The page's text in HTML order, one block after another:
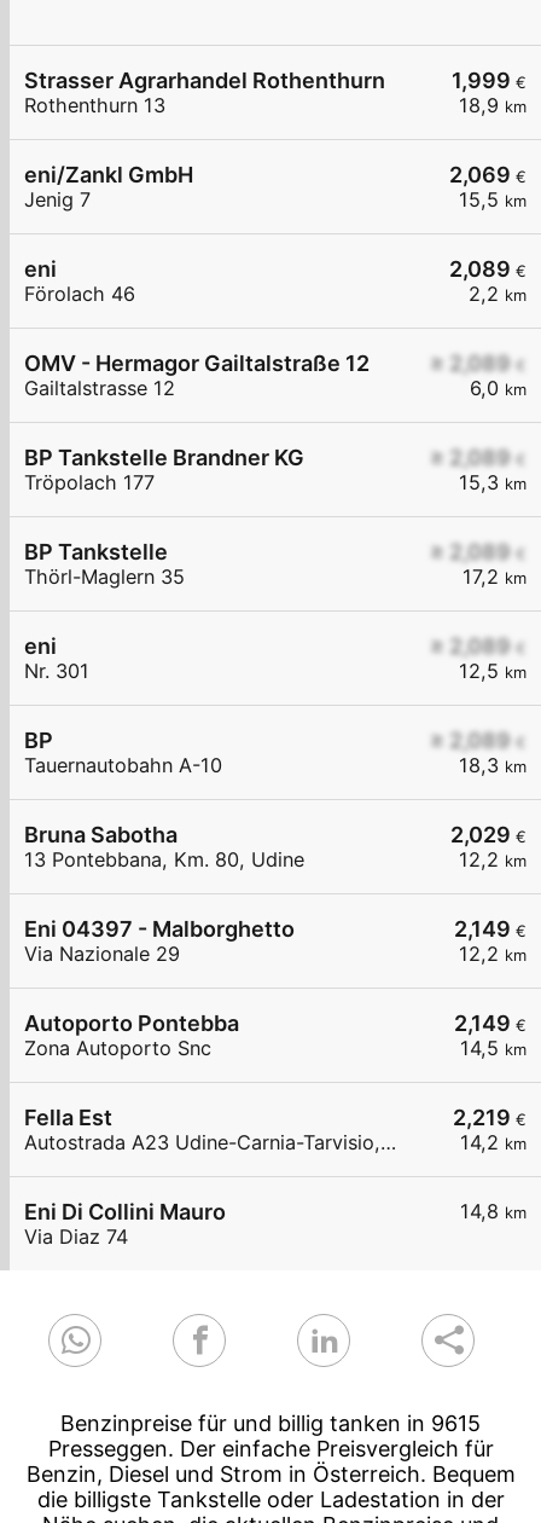
1,999 €
18,9 km
Strasser Agrarhandel Rothenthurn
Rothenthurn 13
2,069 €
15,5 km
eni/Zankl GmbH
Jenig 7
2,089 €
2,2 km
eni
Förolach 46
≥ 2,089 €
6,0 km
OMV - Hermagor Gailtalstraße 12
Gailtalstrasse 12
≥ 2,089 €
15,3 km
BP Tankstelle Brandner KG
Tröpolach 177
≥ 2,089 €
17,2 km
BP Tankstelle
Thörl-Maglern 35
≥ 2,089 €
12,5 km
eni
Nr. 301
≥ 2,089 €
18,3 km
BP
Tauernautobahn A-10
2,029 €
12,2 km
Bruna Sabotha
13 Pontebbana, Km. 80, Udine
2,149 €
12,2 km
Eni 04397 - Malborghetto
Via Nazionale 29
2,149 €
14,5 km
Autoporto Pontebba
Zona Autoporto Snc
2,219 €
14,2 km
Fella Est
Autostrada A23 Udine-Carnia-Tarvisio, Km. 96.9, Dir. Tarvisio
14,8 km
Eni Di Collini Mauro
Via Diaz 74
Benzinpreise für und billig tanken in 9615
Presseggen. Der einfache Preisvergleich für
Benzin, Diesel und Strom in Österreich. Bequem
die billigste Tankstelle oder Ladestation in der